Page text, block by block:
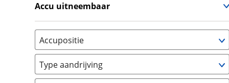
Accu uitneembaar
Nee, vast (0)
Accupositie
Bagagedrager (0)
Frame (0 )
Type aandrijving
Achterwiel (0)